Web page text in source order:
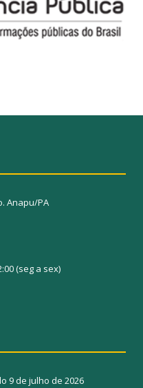
Anapu/PA
(seg a sex)
9 de julho de 2026